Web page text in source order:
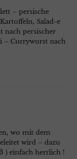
– persische
Salad-e
nach persischer
– Currywurst nach
wo mit dem
wird – dazu
) einfach herrlich !